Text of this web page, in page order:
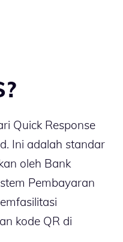
Quick Response
Ini adalah standar
oleh Bank
Pembayaran
kode QR di